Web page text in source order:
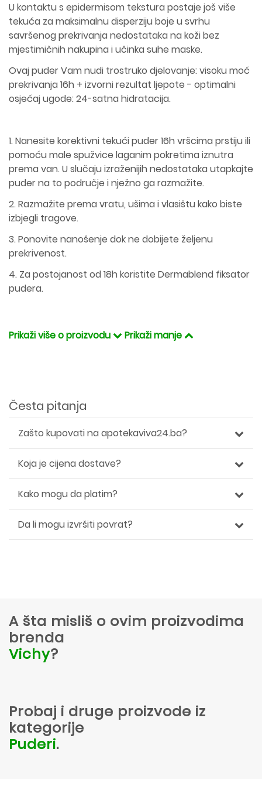
U kontaktu s epidermisom tekstura postaje još više
tekuća za maksimalnu disperziju boje u svrhu
savršenog prekrivanja nedostataka na koži bez
mjestimičnih nakupina i učinka suhe maske.
Ovaj puder Vam nudi trostruko djelovanje: visoku moć
prekrivanja 16h + izvorni rezultat ljepote - optimalni
osjećaj ugode: 24-satna hidratacija.
1. Nanesite korektivni tekući puder 16h vršcima prstiju ili
pomoću male spužvice laganim pokretima iznutra
prema van. U slučaju izraženijih nedostataka utapkajte
puder na to područje i nježno ga razmažite.
2. Razmažite prema vratu, ušima i vlasištu kako biste
izbjegli tragove.
3. Ponovite nanošenje dok ne dobijete željenu
prekrivenost.
4. Za postojanost od 18h koristite Dermablend fiksator
pudera.
Prikaži više o proizvodu Prikaži manje
Česta pitanja
Zašto kupovati na apotekaviva24.ba?
Koja je cijena dostave?
Kako mogu da platim?
Da li mogu izvršiti povrat?
A šta misliš o ovim proizvodima
brenda
Vichy?
Probaj i druge proizvode iz
kategorije
Puderi.